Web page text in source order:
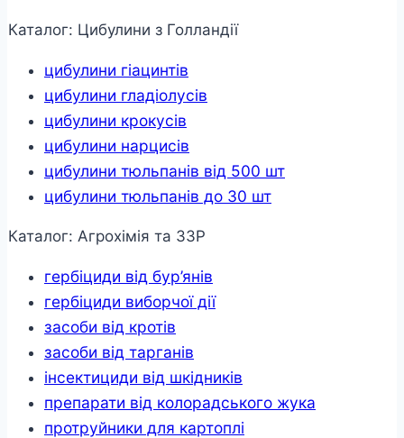
Каталог: Цибулини з Голландії
цибулини гіацинтів
цибулини гладіолусів
цибулини крокусів
цибулини нарцисів
цибулини тюльпанів від 500 шт
цибулини тюльпанів до 30 шт
Каталог: Агрохімія та ЗЗР
гербіциди від бур’янів
гербіциди виборчої дії
засоби від кротів
засоби від тарганів
інсектициди від шкідників
препарати від колорадського жука
протруйники для картоплі